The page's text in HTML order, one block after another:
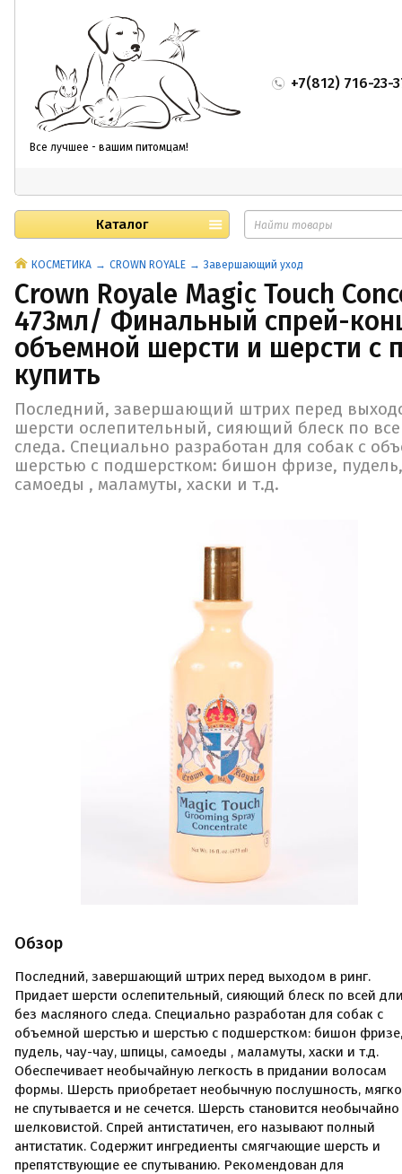
Все лучшее - вашим питомцам!
+7(812) 716-23-
Каталог
КОСМЕТИКА CROWN ROYALE Завершающий уход
Crown Royale Magic Touch
473мл/ Финальный спрей-
объемной шерсти и шерсти с
купить
Последний, завершающий штрих перед
шерсти ослепительный, сияющий блеск по
следа. Специально разработан для собак с
шерстью с подшерстком: бишон фризе,
самоеды , маламуты, хаски и т.д.
Обзор
Последний, завершающий штрих перед выходом в ринг.
Придает шерсти ослепительный, сияющий блеск по всей
без масляного следа. Специально разработан для собак с
объемной шерстью и шерстью с подшерстком: бишон фризе,
пудель, чау-чау, шпицы, самоеды , маламуты, хаски и т.д.
Обеспечивает необычайную легкость в придании волосам
формы. Шерсть приобретает необычную послушность,
не спутывается и не сечется. Шерсть становится необычайно
шелковистой. Спрей антистатичен, его называют полный
антистатик. Содержит ингредиенты смягчающие шерсть и
препятствующие ее спутыванию. Рекомендован для